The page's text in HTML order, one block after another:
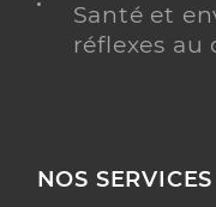
Santé et
réflexes
NOS SERVICES